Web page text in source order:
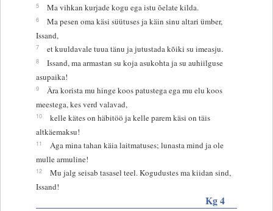
5 Ma vihkan kurjade kogu ega istu õelate kilda.
6
Ma pesen oma käsi süütuses ja käin sinu altari ümber,
Issand,
7 et kuuldavale tuua tänu ja jutustada kõiki su imeasju.
8
Issand, ma armastan su koja asukohta ja su auhiilguse
asupaika!
9
Ära korista mu hinge koos patustega ega mu elu koos
meestega, kes verd valavad,
10
kelle kätes on häbitöö ja kelle parem käsi on täis
altkäemaksu!
11
Aga mina tahan käia laitmatuses; lunasta mind ja ole
mulle armuline!
12
Mu jalg seisab tasasel teel. Kogudustes ma kiidan sind,
Issand!
Kg 4